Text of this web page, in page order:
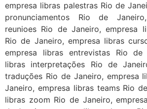
empresa libras palestras Rio de
pronunciamentos Rio de
reunioes Rio de Janeiro, empresa
Rio de Janeiro, empresa libras
empresa libras entrevistas Rio de
libras interpretações Rio de
traduções Rio de Janeiro, empresa
Janeiro, empresa libras teams Rio
libras zoom Rio de Janeiro,